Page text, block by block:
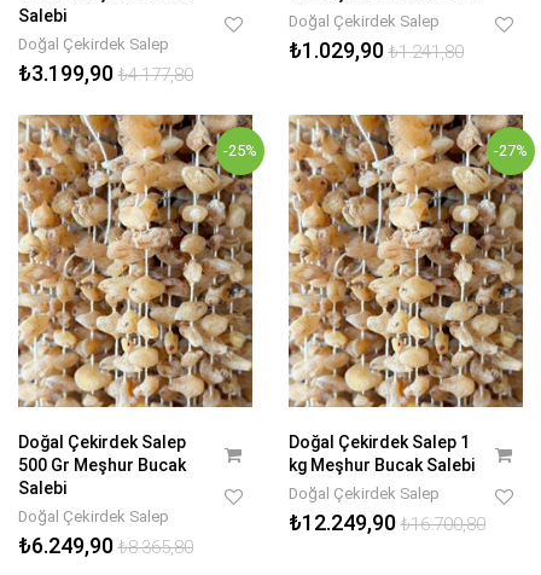
Salebi
Doğal Çekirdek Salep
₺3.199,90₺4.177,80
Doğal Çekirdek Salep
₺1.029,90₺1.241,80
-25%
Doğal Çekirdek Salep
500 Gr Meşhur Bucak
Salebi
Doğal Çekirdek Salep
₺6.249,90₺8.365,80
-27%
Doğal Çekirdek Salep 1
kg Meşhur Bucak Salebi
Doğal Çekirdek Salep
₺12.249,90₺16.700,80